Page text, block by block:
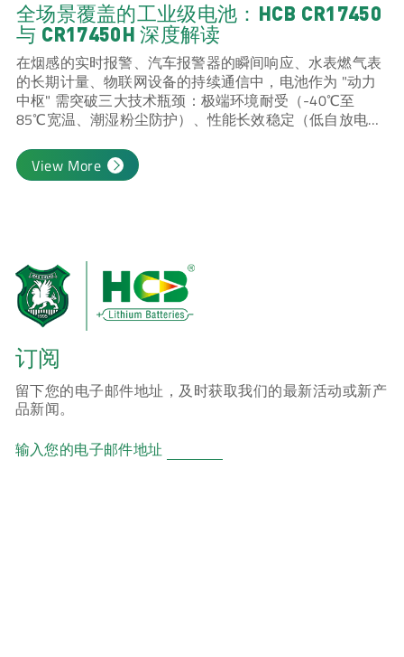
全场景覆盖的工业级电池：HCB CR17450
与 CR17450H 深度解读
在烟感的实时报警、汽车报警器的瞬间响应、水表燃气表
的长期计量、物联网设备的持续通信中，电池作为 "动力
中枢" 需突破三大技术瓶颈：极端环境耐受（-40℃至
85℃宽温、潮湿粉尘防护）、性能长效稳定（低自放电、
衡）。武汉昊诚锂电科技股份有限公司深耕锂一次电池领
域，推出的 CR17450 全密封电池与 CR17450H 半密封电
View More
订阅
留下您的电子邮件地址，及时获取我们的最新活动或新产
品新闻。
输入您的电子邮件地址